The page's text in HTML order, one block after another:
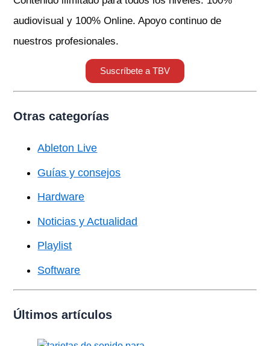
audiovisual y 100% Online. Apoyo continuo de
nuestros profesionales.
Suscríbete a TBV
Otras categorías
Ableton Live
Guías y consejos
Hardware
Noticias y Actualidad
Playlist
Software
Últimos artículos